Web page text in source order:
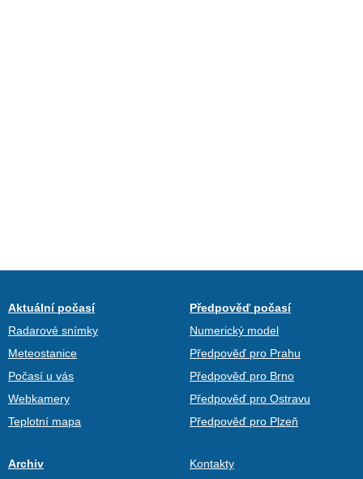
Aktuální počasí
Radarové snímky
Meteostanice
Počasí u vás
Webkamery
Teplotní mapa
Předpověď počasí
Numerický model
Předpověď pro Prahu
Předpověď pro Brno
Předpověď pro Ostravu
Předpověď pro Plzeň
Archiv
Kontakty